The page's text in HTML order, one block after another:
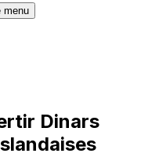
menu
Dinars